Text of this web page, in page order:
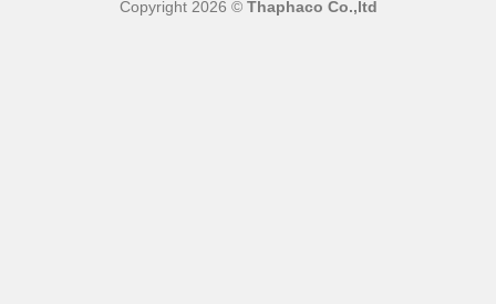
Copyright 2026 © Thaphaco Co.,ltd